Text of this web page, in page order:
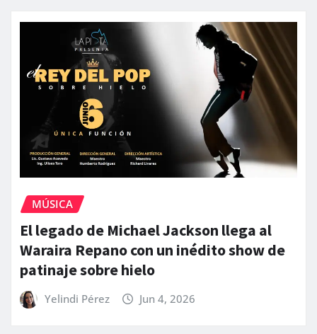
MÚSICA
El legado de Michael Jackson llega al
Waraira Repano con un inédito show de
patinaje sobre hielo
Yelindi Pérez Jun 4, 2026